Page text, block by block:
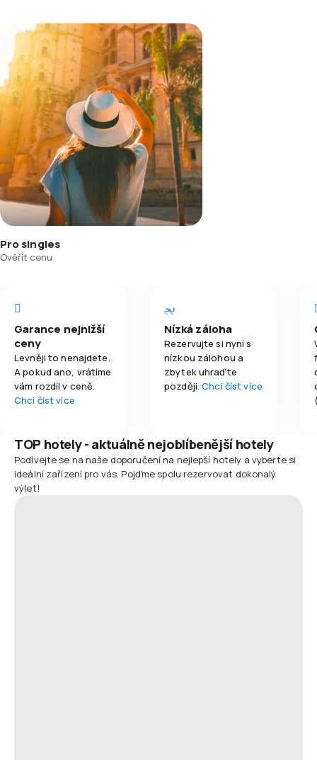
Pro singles
Ověřit cenu
Garance nejnižší
ceny
Levněji to nenajdete.
A pokud ano, vrátíme
vám rozdíl v ceně.
Chci číst více
Nízká záloha
Rezervujte si nyní s
nízkou zálohou a
zbytek uhraďte
později.Chci číst více
TOP hotely - aktuálně nejoblíbenější hotely
Podívejte se na naše doporučení na nejlepší hotely a vyberte si
ideální zařízení pro vás. Pojďme spolu rezervovat dokonalý
výlet!